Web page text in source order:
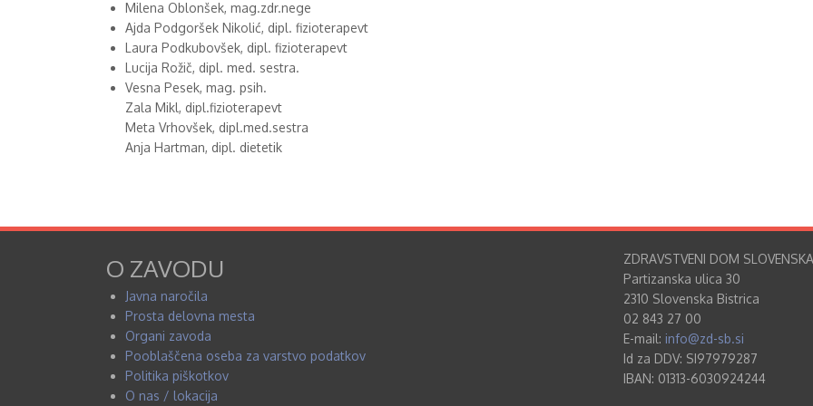
Milena Oblonšek, mag.zdr.nege
Ajda Podgoršek Nikolić, dipl. fizioterapevt
Laura Podkubovšek, dipl. fizioterapevt
Lucija Rožič, dipl. med. sestra.
Vesna Pesek, mag. psih.
Zala Mikl, dipl.fizioterapevt
Meta Vrhovšek, dipl.med.sestra
Anja Hartman, dipl. dietetik
O ZAVODU
Javna naročila
Prosta delovna mesta
Organi zavoda
Pooblaščena oseba za varstvo podatkov
Politika piškotkov
O nas / lokacija
ZDRAVSTVENI DOM
Partizanska ulica 30
2310 Slovenska Bistrica
02 843 27 00
E-mail: info@zd-sb.si
Id za DDV: SI97979287
IBAN: 01313-6030924244